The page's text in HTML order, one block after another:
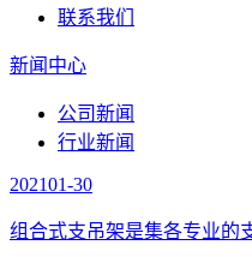
联系我们
新闻中心
公司新闻
行业新闻
202101-30
组合式支吊架是集各专业的